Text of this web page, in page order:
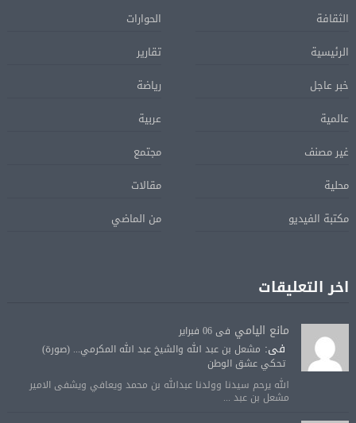
الثقافة
الحوارات
الرئيسية
تقارير
خبر عاجل
رياضة
عالمية
عربية
غير مصنف
مجتمع
محلية
مقالات
مكتبة الفيديو
من الماضي
اخر التعليقات
مانع اليامي فى 06 فبراير
فى: مشعل بن عبد الله والشيخ عبد الله المكرمي... (صورة)
تحكي عشق الوطن
الله يرحم سيدنا وولدنا عبدالله بن محمد ويعافي ويشفى الامير
مشعل بن عبد ...